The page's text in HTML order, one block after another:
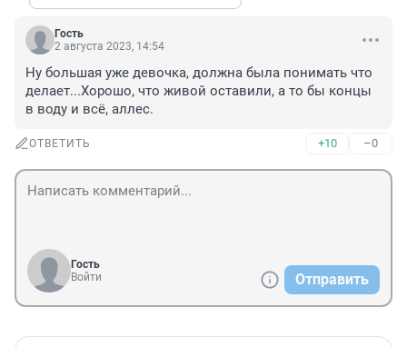
Гость
2 августа 2023, 14:54
Ну большая уже девочка, должна была понимать что
делает...Хорошо, что живой оставили, а то бы концы
в воду и всё, аллес.
ОТВЕТИТЬ +10 –0
Гость
Войти
Отправить